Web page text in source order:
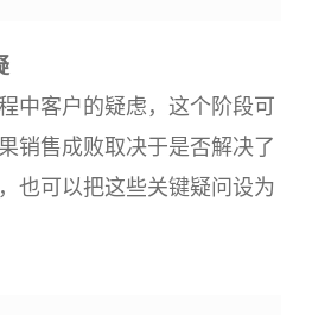
中客户的疑虑，这个阶段可
销售成败取决于是否解决了
也可以把这些关键疑问设为